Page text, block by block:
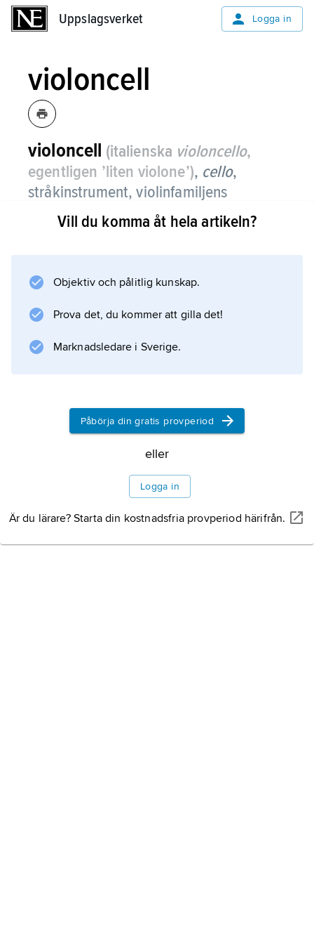
Uppslagsverket Logga in
violoncell
violoncell (italienska violoncello,
egentligen ’liten violone’), cello,
stråkinstrument, violinfamiljens
basinstrument som till skillnad från de
mindre medlemmarna hålls mellan
en stackel (stödpinne) stödd mot
golvet.
Se vidare
violininstrument
Information om artikeln
Vill du komma åt hela artikeln?
Objektiv och pålitlig kunskap.
Prova det, du kommer att gilla det!
Marknadsledare i Sverige.
Påbörja din gratis provperiod
eller
Logga in
Är du lärare? Starta din kostnadsfria provperiod härifrån.